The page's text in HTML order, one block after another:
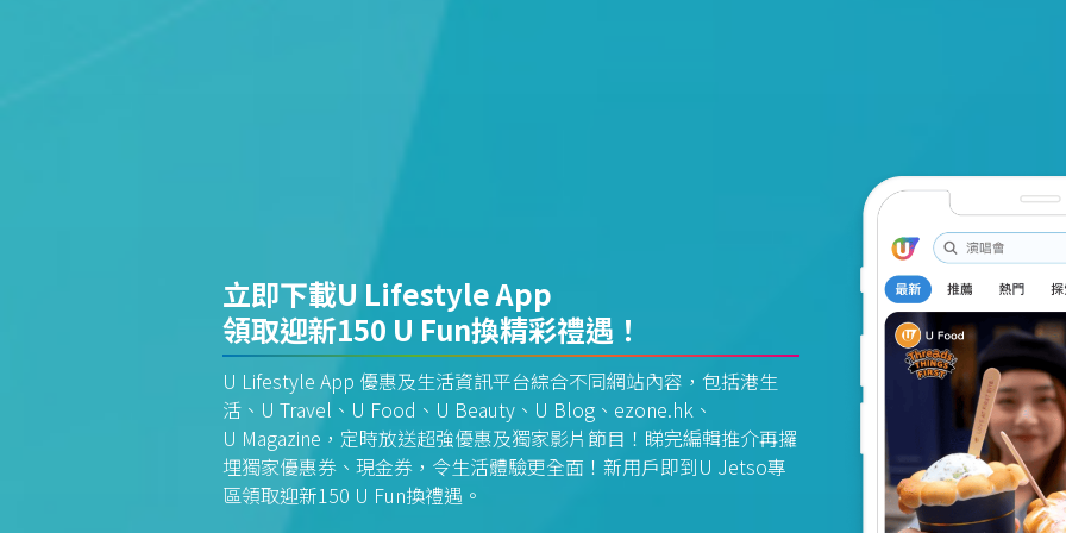
立即下載U Lifestyle App
領取迎新150 U Fun換精彩禮遇！
U Lifestyle App 優惠及生活資訊平台綜合不同網站內容，包括港生
活、U Travel、U Food、U Beauty、U Blog、ezone.hk、
U Magazine，定時放送超強優惠及獨家影片節目！睇完編輯推介再攞
埋獨家優惠券、現金券，令生活體驗更全面！新用戶即到U Jetso專
區領取迎新150 U Fun換禮遇。